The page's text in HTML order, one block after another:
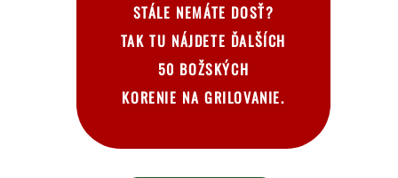
STÁLE NEMÁTE DOSŤ?
TAK TU NÁJDETE ĎALŠÍCH
50 BOŽSKÝCH
KORENIE NA GRILOVANIE.